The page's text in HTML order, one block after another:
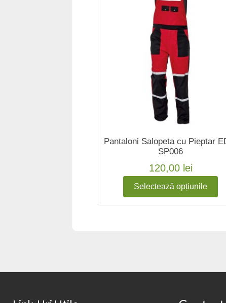
Pantaloni Salopeta cu Pieptar
SP006
120,00 lei
Selectează opțiunile